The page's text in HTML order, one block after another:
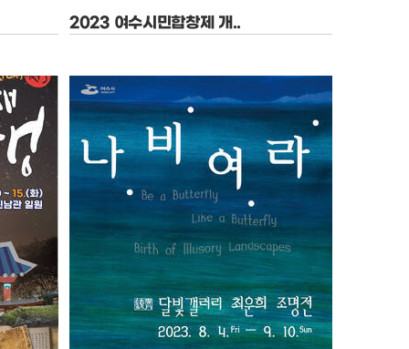
2023 여수시민합창제 개..
장소 : 여수시민회관